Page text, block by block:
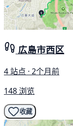
広島市西区
4 站点 · 2个月前
148 浏览
收藏